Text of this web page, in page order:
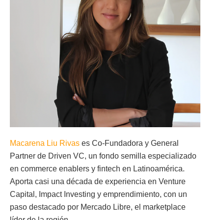
Macarena Liu Rivas es Co-Fundadora y General
Partner de Driven VC, un fondo semilla especializado
en commerce enablers y fintech en Latinoamérica.
Aporta casi una década de experiencia en Venture
Capital, Impact Investing y emprendimiento, con un
paso destacado por Mercado Libre, el marketplace